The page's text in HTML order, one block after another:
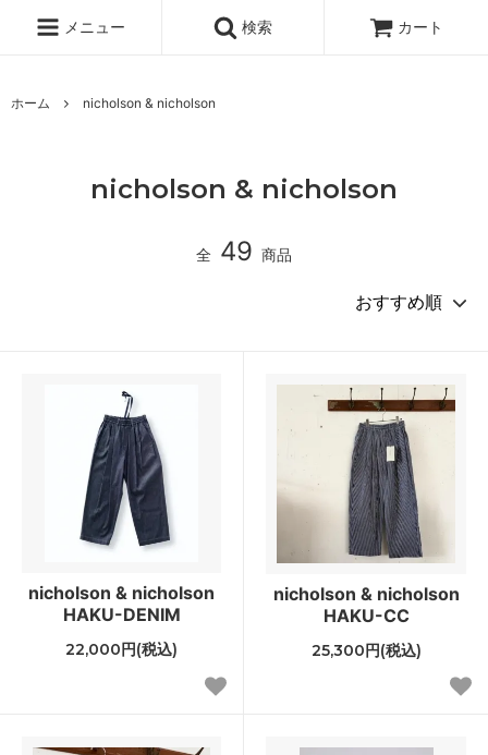
メニュー 検索 カート
ホーム nicholson & nicholson
nicholson & nicholson
全 49 商品
nicholson & nicholson
HAKU-DENIM
22,000円(税込)
nicholson & nicholson
HAKU-CC
25,300円(税込)